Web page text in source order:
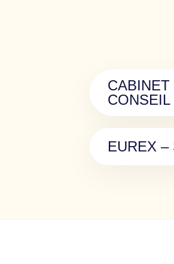
CONSEIL
EUREX –